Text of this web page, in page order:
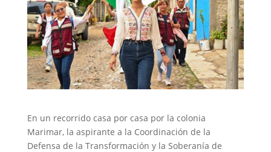
En un recorrido casa por casa por la colonia
Marimar, la aspirante a la Coordinación de la
Defensa de la Transformación y la Soberanía de